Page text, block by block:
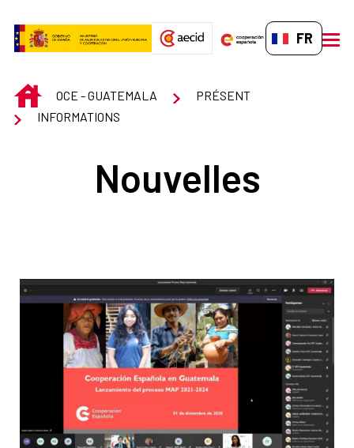
FR-FR
INICIOOCE - GUATEMALA
PRÉSENT
INFORMATIONS
Nouvelles